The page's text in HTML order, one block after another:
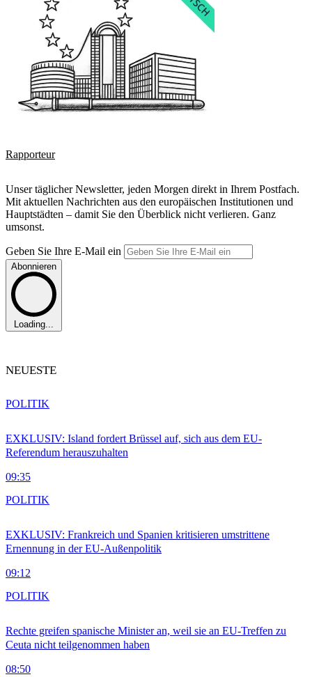
Rapporteur
Unser täglicher Newsletter, jeden Morgen direkt in Ihrem Postfach.
Mit aktuellen Nachrichten aus den europäischen Institutionen und
Hauptstädten – damit Sie den Überblick nicht verlieren. Ganz
umsonst.
Geben Sie Ihre E-Mail ein
Abonnieren
Loading...
NEUESTE
EXKLUSIV: Island fordert Brüssel auf, sich aus dem EU-
Referendum herauszuhalten
09:35
POLITIK
EXKLUSIV: Frankreich und Spanien kritisieren umstrittene
Ernennung in der EU-Außenpolitik
09:12
POLITIK
Rechte greifen spanische Minister an, weil sie an EU-Treffen zu
Ceuta nicht teilgenommen haben
08:50
POLITIK